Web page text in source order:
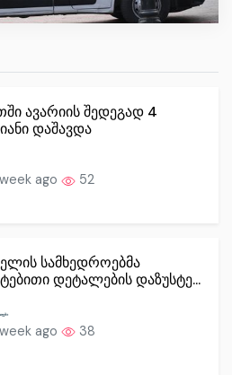
ავარიის შედეგად 4
დაშავდა
ago 52
სამხედროებმა
დეტალების დაზუსტე...
ago 38